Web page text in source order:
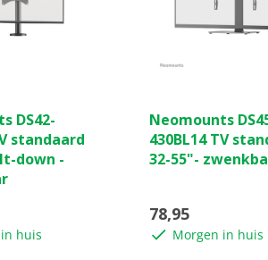
DS42-
standaard
down -
huis
van
de
5
Neomounts
430BL14 TV
32-55"-
78,95
Morgen in huis